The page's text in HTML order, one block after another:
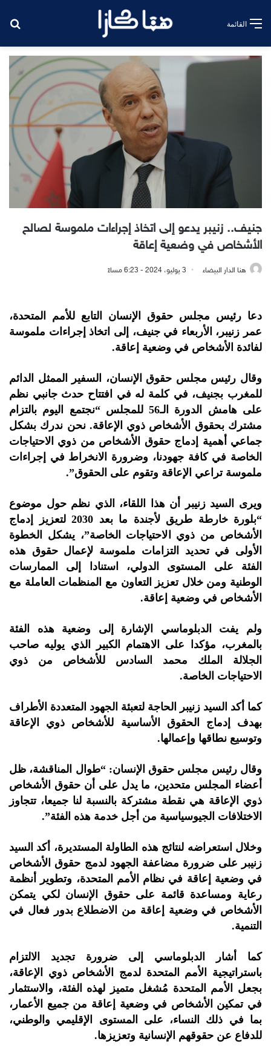
القائمة
جنيف.. زنيبر يدعو إلى اتخاذ إجراءات ملموسة لصالح
الأشخاص في وضعية إعاقة
هنا الدار البيضاء 3 يوليو، 2024 - 6:23 مساءً
دعا رئيس مجلس حقوق الإنسان التابع للأمم المتحدة،
عمر زنيبر، الأربعاء في جنيف، إلى اتخاذ إجراءات ملموسة
لفائدة الأشخاص في وضعية إعاقة.
وقال رئيس مجلس حقوق الإنسان، السفير الممثل الدائم
للمغرب بجنيف، في كلمة له في افتتاح حدث جانبي نظم
على هامش الدورة الـ56 للمجلس “نجتمع اليوم بالتزام
مشترك بحقوق الأشخاص ذوي الإعاقة. نحن ندرك بشكل
جماعي أهمية إدماج حقوق الأشخاص من ذوي الاحتياجات
الخاصة في كافة جهودنا، وضرورة الانخراط في إجراءات
ملموسة تراعي الإعاقة وتقوم على الحقوق”.
ويرى السيد زنيبر أن هذا اللقاء، الذي نظم حول موضوع
“بلورة خارطة طريق لأجندة ما بعد 2030 لتعزيز إدماج
الأشخاص من ذوي الاحتياجات الخاصة”، يشكل الخطوة
الأولى في تحديد التزامات ملموسة لإعمال حقوق هذه
الفئة على المستوى الدولي، استنادا إلى الممارسات
الوطنية ومن خلال تعزيز التعاون مع المنظمات العاملة مع
الأشخاص في وضعية إعاقة.
ولم يفت الدبلوماسي الإشارة إلى وضعية هذه الفئة
بالمغرب، مؤكدا على الاهتمام الكبير الذي يوليه صاحب
الجلالة الملك محمد السادس للأشخاص من ذوي
الاحتياجات الخاصة.
كما أكد السيد زنيبر الحاجة لتعبئة الجهود المتعددة الأطراف
بهدف إدماج الحقوق الأساسية للأشخاص ذوي الإعاقة
وتوسيع نطاقها وإعمالها.
وقال رئيس مجلس حقوق الإنسان: “طوال المناقشة، ظل
أعضاء المجلس متحدين، ما يدل على أن حقوق الأشخاص
ذوي الإعاقة هي نقطة مشتركة بالنسبة لنا جميعا، تتجاوز
الاختلافات الجيوسياسية من أجل خدمة هذه الفئة”.
وخلال استعراضه لنتائج هذه الطاولة المستديرة، أكد السيد
زنيبر على ضرورة مضاعفة الجهود لدمج حقوق الأشخاص
في وضعية إعاقة في نظام الأمم المتحدة، وتطوير أنظمة
رعاية ومساعدة قائمة على حقوق الإنسان لكي يتمكن
الأشخاص في وضعية إعاقة من الاضطلاع بدور فعال في
التنمية.
كما أشار الدبلوماسي إلى ضرورة تجديد الالتزام
باستراتيجية الأمم المتحدة لدمج الأشخاص ذوي الإعاقة،
بجعل الأمم المتحدة مُشغل متميز لهذه الفئة، والاستثمار
في تمكين الأشخاص في وضعية إعاقة من جميع الأعمار،
بما في ذلك النساء، على المستوى الإقليمي والوطني،
للدفاع عن حقوقهم الإنسانية وتعزيزها.